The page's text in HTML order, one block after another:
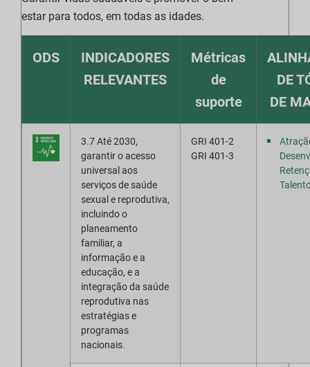
de downloads
estar para todos, em todas as idades.
ODS
INDICADORES
RELEVANTES
Métricas
de
suporte
DE
DE
3.7 Até 2030,
garantir o acesso
universal aos
serviços de saúde
sexual e reprodutiva,
incluindo o
planeamento
familiar, a
informação e a
educação, e a
integração da saúde
reprodutiva nas
estratégias e
programas
nacionais.
GRI 401-2
GRI 401-3